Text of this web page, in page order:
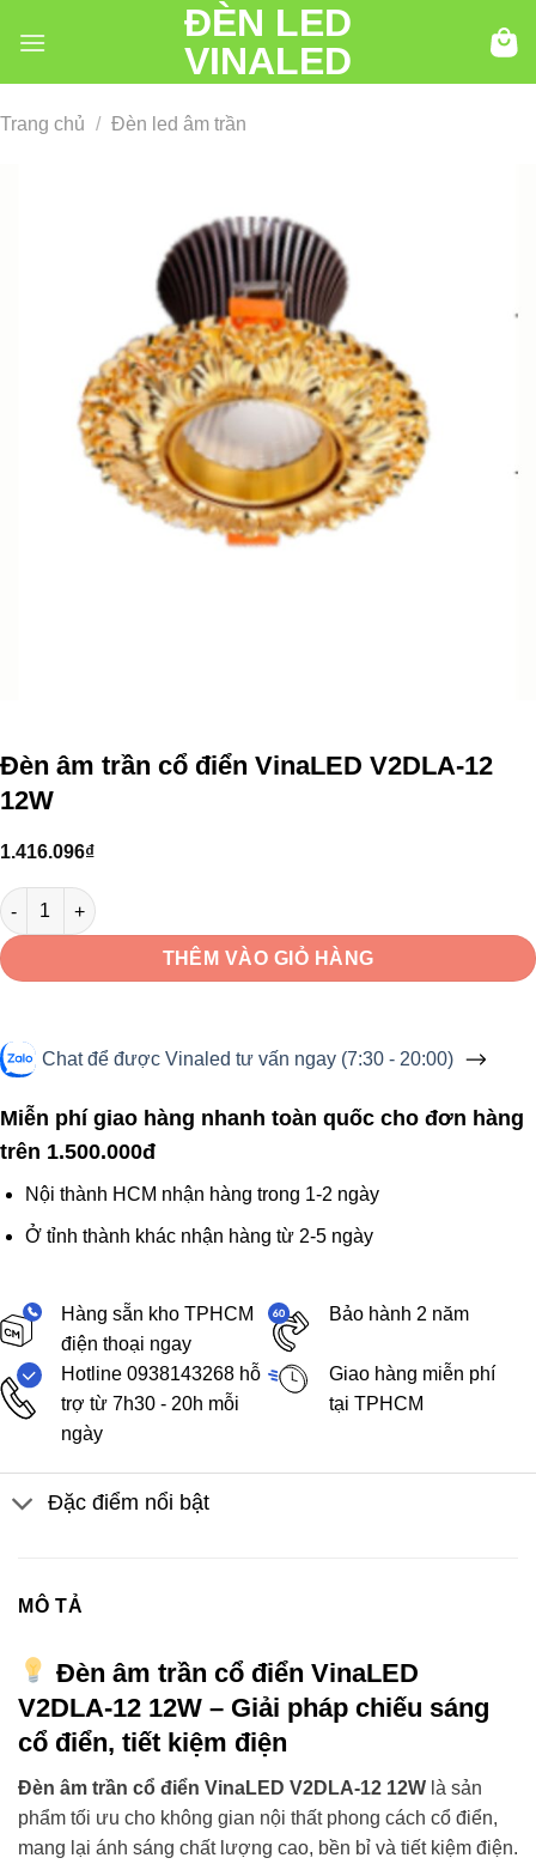
đến
ĐÈN LED
VINALED
Trang chủ / Đèn led âm trần
Đèn âm trần cổ điển VinaLED V2DLA-12
12W
1.416.096₫
Đèn âm trần cổ điển VinaLED V2DLA-12 12W số lượng
THÊM VÀO GIỎ HÀNG
Chat để được Vinaled tư vấn ngay (7:30 - 20:00)
Miễn phí giao hàng nhanh toàn quốc cho đơn hàng
trên 1.500.000đ
Nội thành HCM nhận hàng trong 1-2 ngày
Ở tỉnh thành khác nhận hàng từ 2-5 ngày
Hàng sẵn kho TPHCM
điện thoại ngay
Bảo hành 2 năm
Hotline 0938143268 hỗ
trợ từ 7h30 - 20h mỗi
ngày
Giao hàng miễn phí
tại TPHCM
Đặc điểm nổi bật
MÔ TẢ
Đèn âm trần cổ điển VinaLED
V2DLA-12 12W – Giải pháp chiếu sáng
cổ điển, tiết kiệm điện
Đèn âm trần cổ điển VinaLED V2DLA-12 12W là sản
phẩm tối ưu cho không gian nội thất phong cách cổ điển,
mang lại ánh sáng chất lượng cao, bền bỉ và tiết kiệm điện.